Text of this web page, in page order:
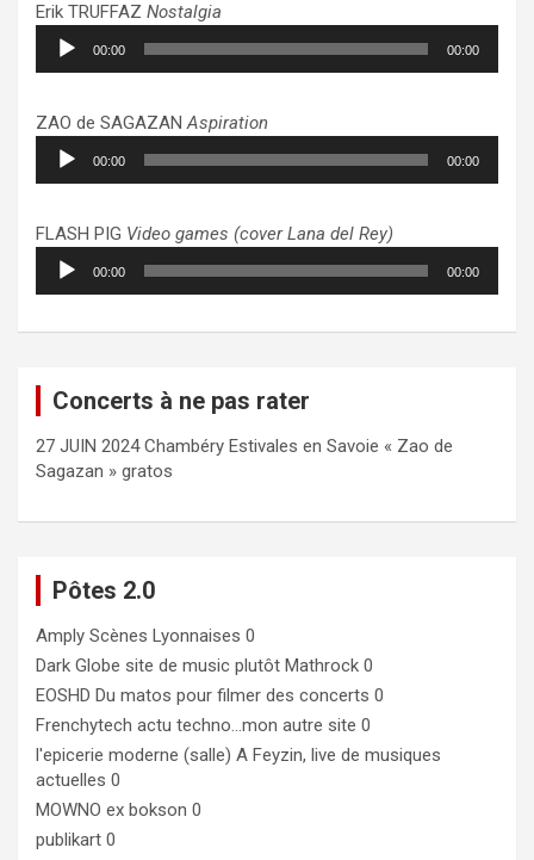
Erik TRUFFAZ Nostalgia
Lecteur
audio
00:00 00:00
ZAO de SAGAZANAspiration
Lecteur
audio
00:00 00:00
FLASH PIG Video games (cover Lana del Rey)
Lecteur
audio
00:00 00:00
Concerts à ne pas rater
27 JUIN 2024 Chambéry Estivales en Savoie « Zao de
Sagazan » gratos
Pôtes 2.0
Amply Scènes Lyonnaises 0
Dark Globe site de music plutôt Mathrock 0
EOSHD Du matos pour filmer des concerts 0
Frenchytech actu techno…mon autre site 0
l'epicerie moderne (salle) A Feyzin, live de musiques
actuelles 0
MOWNO ex bokson 0
publikart 0